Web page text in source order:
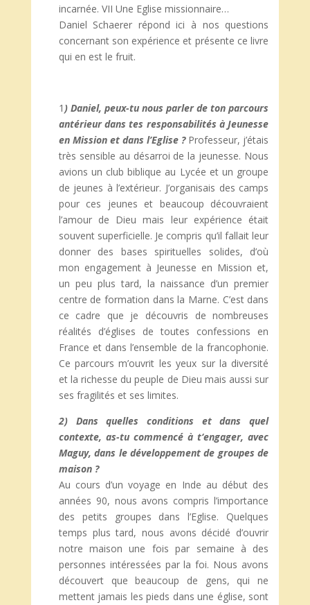
incarnée. VII Une Eglise missionnaire…
Daniel Schaerer répond ici à nos questions
concernant son expérience et présente ce livre
qui en est le fruit.
1 ) Daniel, peux-tu nous parler de ton parcours
antérieur dans tes responsabilités à Jeunesse
en Mission et dans l’Eglise ?Professeur, j’étais
très sensible au désarroi de la jeunesse. Nous
avions un club biblique au Lycée et un groupe
de jeunes à l’extérieur. J’organisais des camps
pour ces jeunes et beaucoup découvraient
l’amour de Dieu mais leur expérience était
souvent superficielle. Je compris qu’il fallait leur
donner des bases spirituelles solides, d’où
mon engagement à Jeunesse en Mission et,
un peu plus tard, la naissance d’un premier
centre de formation dans la Marne. C’est dans
ce cadre que je découvris de nombreuses
réalités d’églises de toutes confessions en
France et dans l’ensemble de la francophonie.
Ce parcours m’ouvrit les yeux sur la diversité
et la richesse du peuple de Dieu mais aussi sur
ses fragilités et ses limites.
2) Dans quelles conditions et dans quel
contexte, as-tu commencé à t‘engager, avec
Maguy, dans le développement de groupes de
maison ?
Au cours d’un voyage en Inde au début des
années 90, nous avons compris l’importance
des petits groupes dans l’Eglise. Quelques
temps plus tard, nous avons décidé d’ouvrir
notre maison une fois par semaine à des
personnes intéressées par la foi. Nous avons
découvert que beaucoup de gens, qui ne
mettent jamais les pieds dans une église, sont